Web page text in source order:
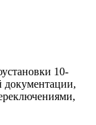
10-
документации,